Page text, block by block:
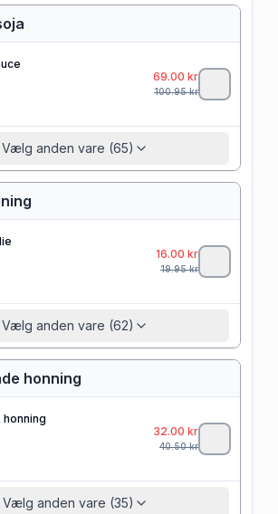
69.00 kr
100.95kr
Vælg anden vare (65)
16.00 kr
19.95kr
Vælg anden vare (62)
honning
honning
32.00 kr
40.50kr
Vælg anden vare (35)